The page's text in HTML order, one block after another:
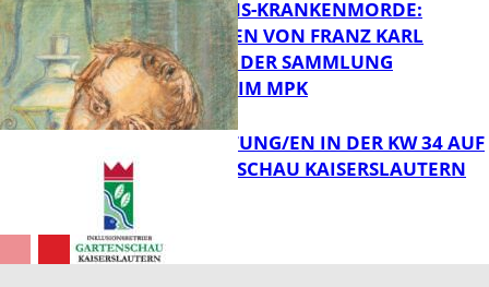
Bildung
OPFER DER NS-KRANKENMORDE:
ZEICHNUNGEN VON FRANZ KARL
BÜHLER AUS DER SAMMLUNG
PRINZHORN IM MPK
VERANSTALTUNG/EN IN DER KW 34 AUF
DER GARTENSCHAU KAISERSLAUTERN